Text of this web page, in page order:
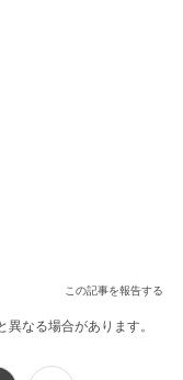
この記事を報告する
なる場合があります。